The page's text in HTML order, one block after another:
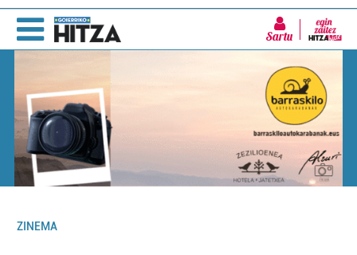
Sartu
ZINEMA